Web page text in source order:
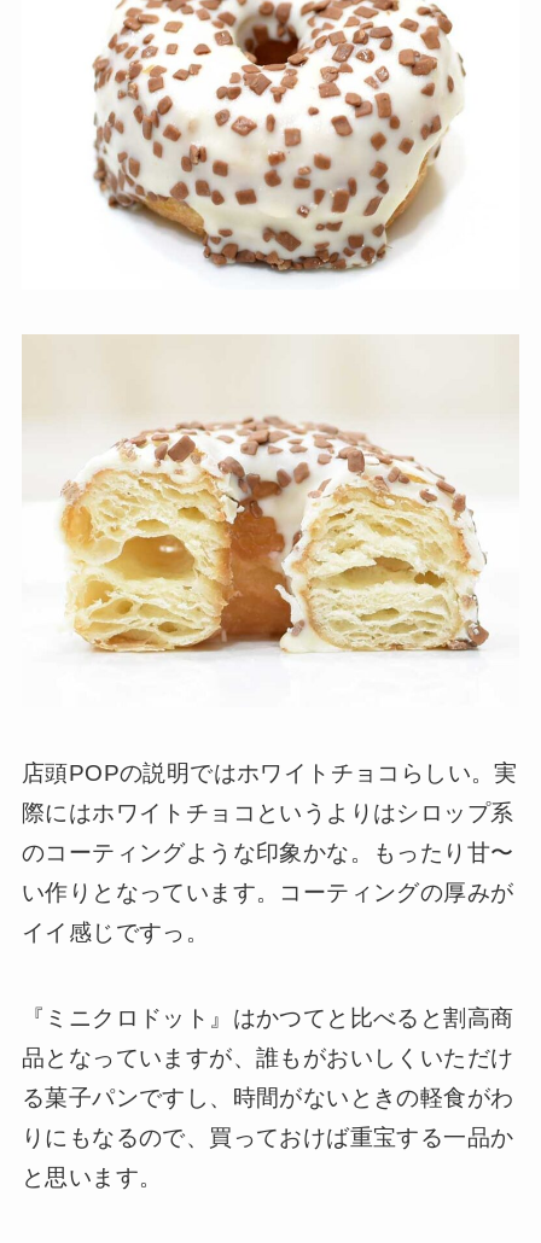
店頭POPの説明ではホワイトチョコらしい。実
際にはホワイトチョコというよりはシロップ系
のコーティングような印象かな。もったり甘〜
い作りとなっています。コーティングの厚みが
イイ感じですっ。
『ミニクロドット』はかつてと比べると割高商
品となっていますが、誰もがおいしくいただけ
る菓子パンですし、時間がないときの軽食がわ
りにもなるので、買っておけば重宝する一品か
と思います。